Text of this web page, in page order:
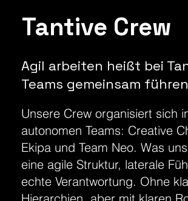
Tantive Crew
Agil arbeiten heißt bei
Teams gemeinsam
Unsere Crew organisiert sich
autonomen Teams: Creative
Ekipa und Team Neo. Was
eine agile Struktur, laterale
echte Verantwortung. Ohne